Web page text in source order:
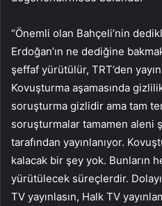
“Önemli olan Bahçeli’nin
Erdoğan’ın ne dediğine
şeffaf yürütülür, TRT’den
Kovuşturma aşamasında
soruşturma gizlidir ama tam
soruşturmalar tamamen aleni
tarafından yayınlanıyor.
kalacak bir şey yok. Bunların
yürütülecek süreçlerdir.
TV yayınlasın, Halk TV